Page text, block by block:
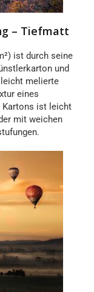
– Tiefmatt
ist durch seine
und
melierte
eines
Kartons ist leicht
mit weichen